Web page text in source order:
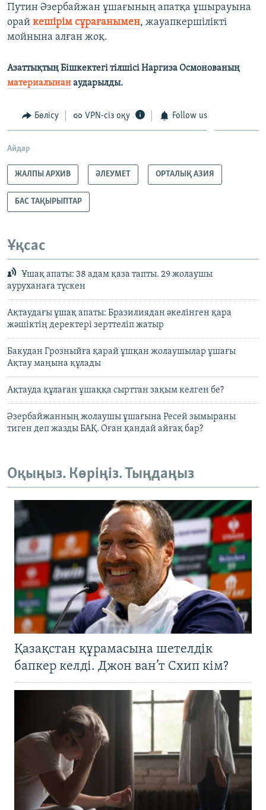
Путин Әзербайжан ұшағының апатқа ұшырауына
орай кешірім сұрағанымен, жауапкершілікті
мойнына алған жоқ.
Азаттықтың Бішкектегі тілшісі Наргиза Осмонованың
материалынанаударылды.
Бөлісу VPN-сіз оқу Follow us
Айдар
ЖАЛПЫ АРХИВ ӘЛЕУМЕТ ОРТАЛЫҚ АЗИЯ
БАС ТАҚЫРЫПТАР
Ұқсас
Ұшақ апаты: 38 адам қаза тапты. 29 жолаушы
ауруханаға түскен
Ақтаудағы ұшақ апаты: Бразилиядан әкелінген қара
жәшіктің деректері зерттеліп жатыр
Бакудан Грозныйға қарай ұшқан жолаушылар ұшағы
Ақтау маңына құлады
Ақтауда құлаған ұшаққа сырттан зақым келген бе?
Әзербайжанның жолаушы ұшағына Ресей зымыраны
тиген деп жазды БАҚ. Оған қандай айғақ бар?
Оқыңыз. Көріңіз. Тыңдаңыз
Қазақстан құрамасына шетелдік
бапкер келді. Джон ван’т Схип кім?